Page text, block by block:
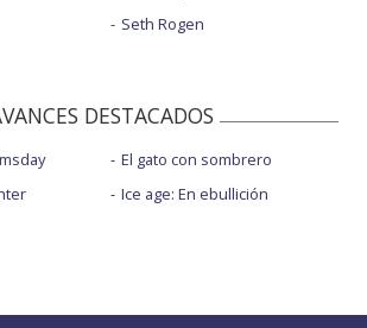
Seth Rogen
DESTACADOS
El gato con sombrero
Ice age: En ebullición